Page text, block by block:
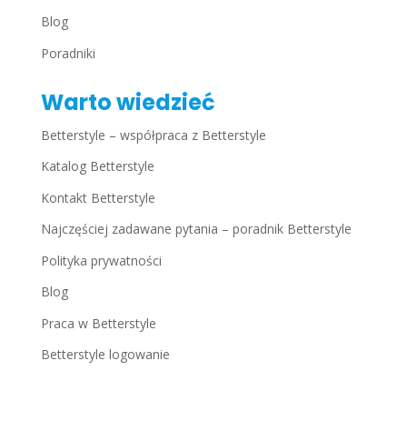
Blog
Poradniki
Warto wiedzieć
Betterstyle – współpraca z Betterstyle
Katalog Betterstyle
Kontakt Betterstyle
Najczęściej zadawane pytania – poradnik Betterstyle
Polityka prywatności
Blog
Praca w Betterstyle
Betterstyle logowanie